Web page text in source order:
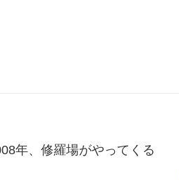
年、修羅場がやってくる